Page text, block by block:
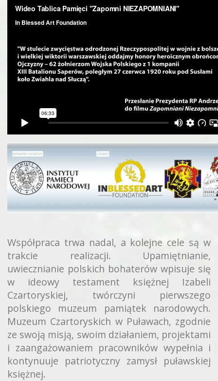
Współpraca trwa nadal, a kolejne cele są w
trakcie realizacji. Upamiętnianie,
uwiecznianie polskich bohaterów wpisuje się
w ideowy testament księżnej Izabeli
Czartoryskiej, twórczyni pierwszego
polskiego muzeum pamiątek narodowych.
Muzeum Czartoryskich w Puławach, zgodnie
ze swoją misją, swoim działaniem, projektami
i zaangażowaniem pracowników wypełnia i
kontynuuje patriotyczny zamysł puławskiej
księżnej.